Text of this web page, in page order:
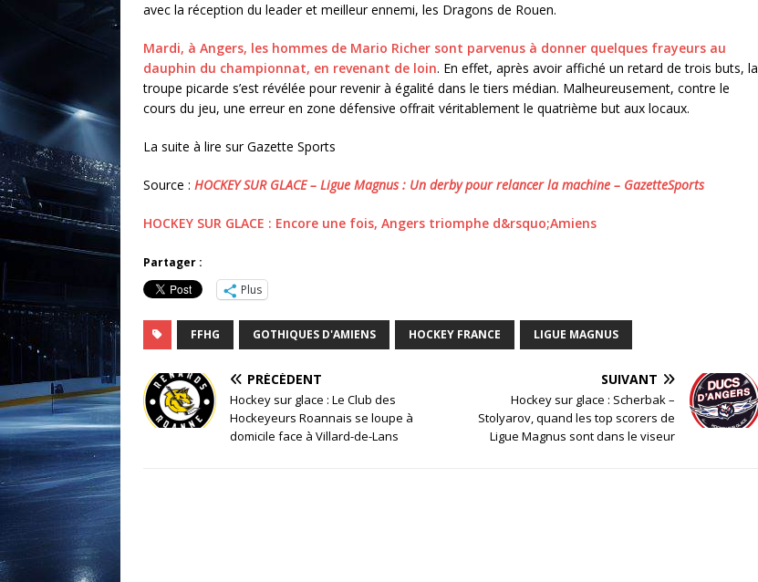
avec la réception du leader et meilleur ennemi, les Dragons de Rouen.
Mardi, à Angers, les hommes de Mario Richer sont parvenus à donner quelques frayeurs au
dauphin du championnat, en revenant de loin. En effet, après avoir affiché un retard de trois buts, la
troupe picarde s’est révélée pour revenir à égalité dans le tiers médian. Malheureusement, contre le
cours du jeu, une erreur en zone défensive offrait véritablement le quatrième but aux locaux.
La suite à lire sur Gazette Sports
Source : HOCKEY SUR GLACE – Ligue Magnus : Un derby pour relancer la machine – GazetteSports
HOCKEY SUR GLACE : Encore une fois, Angers triomphe d&rsquo;Amiens
Partager :
Plus
FFHG GOTHIQUES D'AMIENS HOCKEY FRANCE LIGUE MAGNUS
PRÉCÉDENT
Hockey sur glace : Le Club des
Hockeyeurs Roannais se loupe à
domicile face à Villard-de-Lans
SUIVANT
Hockey sur glace : Scherbak –
Stolyarov, quand les top scorers de
Ligue Magnus sont dans le viseur